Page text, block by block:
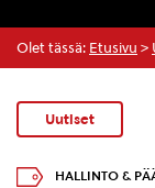
Olet tässä: Etusivu >
Uutiset
HALLINTO &